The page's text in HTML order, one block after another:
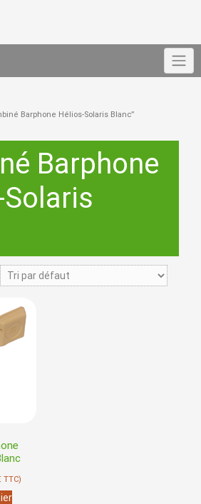
Barphone Hélios-Solaris Blanc”
Barphone
TTC)